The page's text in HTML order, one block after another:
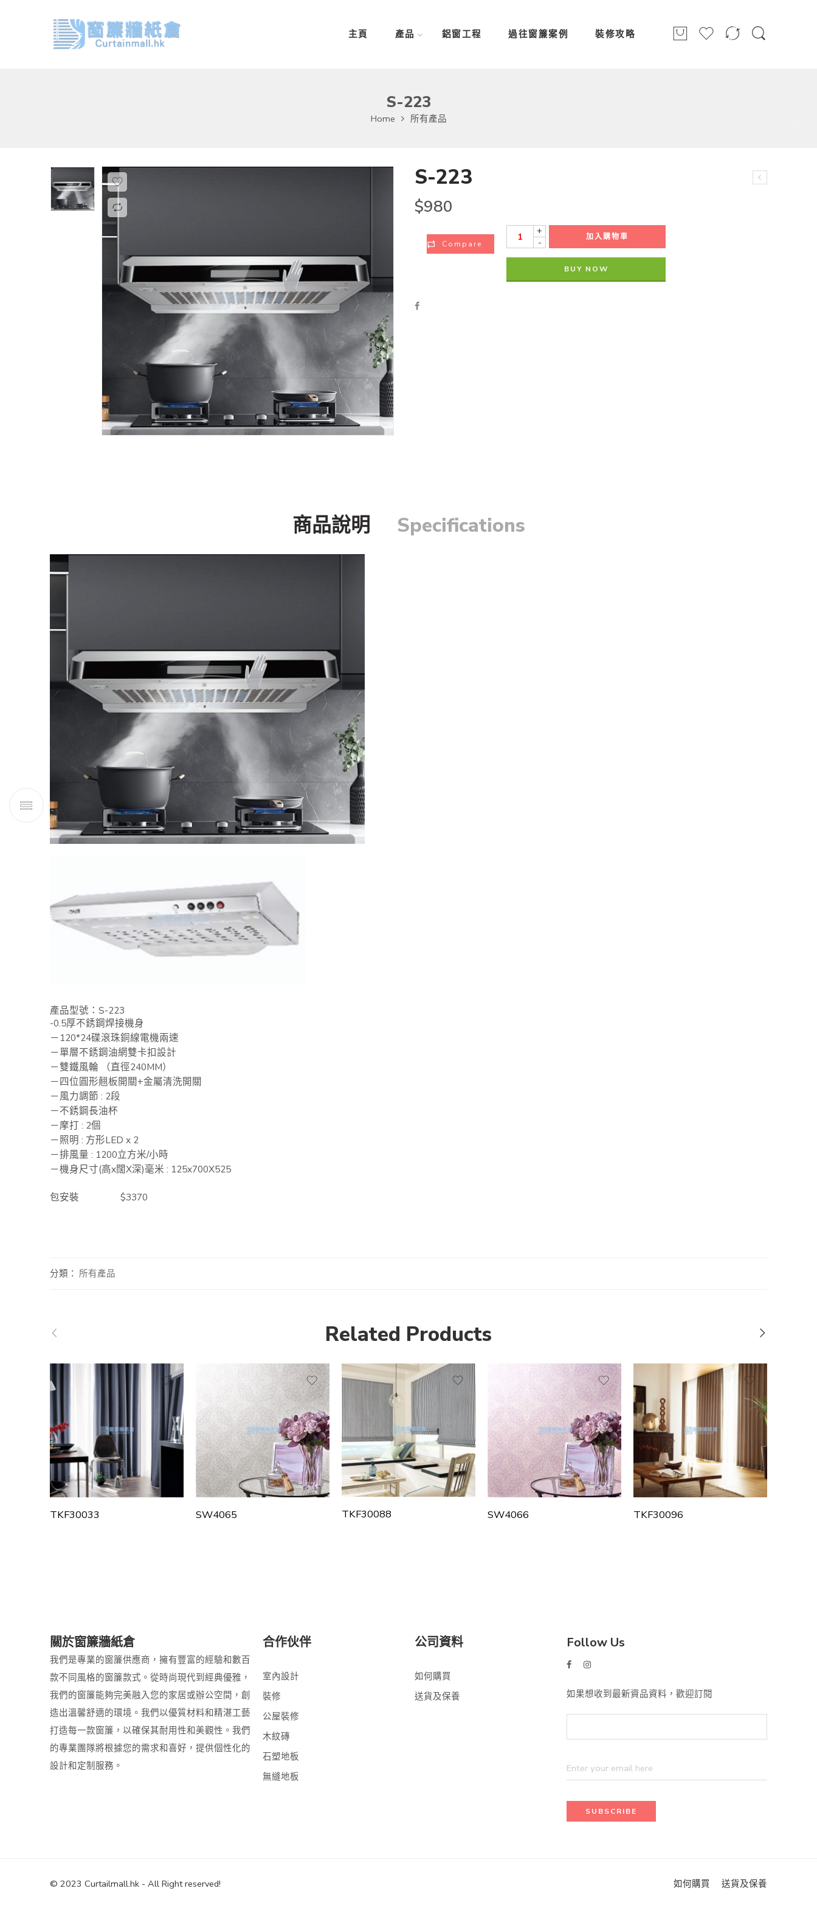
主頁 產品 鋁窗工程 過往窗簾案例 裝修攻略
S-223
Home 所有產品
S-223
$980
+
-
加入購物車
BUY NOW
Compare
商品說明 Specifications
產品型號：S-223
-0.5厚不銹鋼焊接機身
－120*24碟滾珠銅線電機兩速
－單層不銹鋼油網雙卡扣設計
－雙鐵風輪 （直徑240MM）
－四位圓形翹板開關+金屬清洗開關
－風力調節 : 2段
－不銹鋼長油杯
－摩打 : 2個
－照明 : 方形LED x 2
－排風量 : 1200立方米/小時
－機身尺寸(高x闊X深)毫米 : 125x700X525
包安裝 $3370
分類： 所有產品
Related Products
TKF30033 SW4065 TKF30088 SW4066 TKF30096
關於窗簾牆紙倉
我們是專業的窗簾供應商，擁有豐富的經驗和數百
款不同風格的窗簾款式。從時尚現代到經典優雅，
我們的窗簾能夠完美融入您的家居或辦公空間，創
造出溫馨舒適的環境。我們以優質材料和精湛工藝
打造每一款窗簾，以確保其耐用性和美觀性。我們
的專業團隊將根據您的需求和喜好，提供個性化的
設計和定制服務。
合作伙伴
室內設計
裝修
公屋裝修
木紋磚
石塑地板
無縫地板
公司資料
如何購買
送貨及保養
Follow Us
如果想收到最新資品資料，歡迎訂閱
© 2023 Curtailmall.hk - All Right reserved! 如何購買 送貨及保養